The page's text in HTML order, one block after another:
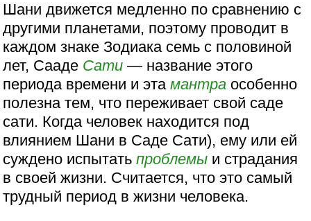
Шани движется медленно по сравнению с
другими планетами, поэтому проводит в
каждом знаке Зодиака семь с половиной
лет, Сааде Сати — название этого
периода времени и этамантра особенно
полезна тем, что переживает свой саде
сати. Когда человек находится под
влиянием Шани в Саде Сати), ему или ей
суждено испытатьпроблемы и страдания
в своей жизни. Считается, что это самый
трудный период в жизни человека.